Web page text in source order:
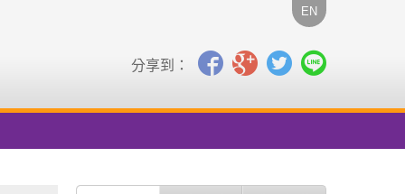
EN
分享到：